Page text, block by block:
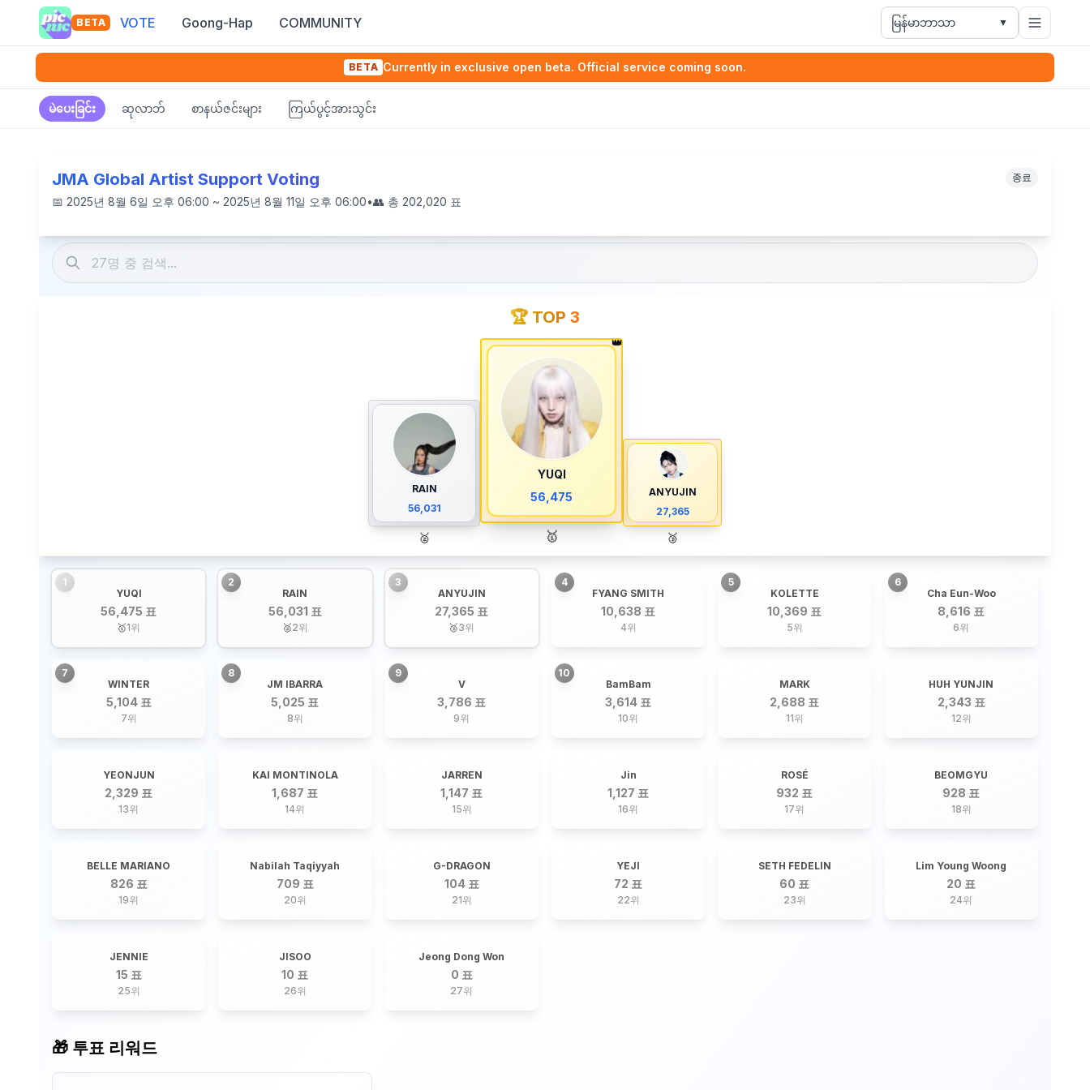
BETA VOTE Goong-Hap COMMUNITY မြန်မာဘာသာ ▼
BETA Currently in exclusive open beta. Official service coming soon.
မဲပေးခြင်း ဆုလာဘ် စာနယ်ဇင်းများ ကြယ်ပွင့်အားသွင်း
JMA Global Artist Support Voting 종료
📅 2025년 8월 6일 오후 06:00 ~ 2025년 8월 11일 오후 06:00•👥 총 202,020 표
🏆 TOP 3
RAIN
56,031
🥈
👑
YUQI
56,475
🥇
ANYUJIN
27,365
🥉
1
YUQI
56,475 표
🥇1위
2
RAIN
56,031 표
🥈2위
3
ANYUJIN
27,365 표
🥉3위
4
FYANG SMITH
10,638 표
4위
5
KOLETTE
10,369 표
5위
6
Cha Eun-Woo
8,616 표
6위
7
WINTER
5,104 표
7위
8
JM IBARRA
5,025 표
8위
9
V
3,786 표
9위
10
BamBam
3,614 표
10위
MARK
2,688 표
11위
HUH YUNJIN
2,343 표
12위
YEONJUN
2,329 표
13위
KAI MONTINOLA
1,687 표
14위
JARREN
1,147 표
15위
Jin
1,127 표
16위
ROSÉ
932 표
17위
BEOMGYU
928 표
18위
BELLE MARIANO
826 표
19위
Nabilah Taqiyyah
709 표
20위
G-DRAGON
104 표
21위
YEJI
72 표
22위
SETH FEDELIN
60 표
23위
Lim Young Woong
20 표
24위
JENNIE
15 표
25위
JISOO
10 표
26위
Jeong Dong Won
0 표
27위
🎁 투표 리워드